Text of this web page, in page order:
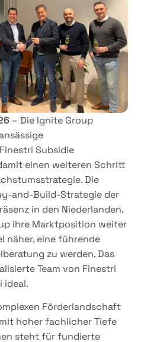
– Die Ignite Group
Subsidie
einen weiteren Schritt
Die
and-Build-Strategie der
in den Niederlanden.
ihre Marktposition weiter
näher, eine führende
zu werden. Das
Team von Finestri
ideal.
Förderlandschaft
hoher fachlicher Tiefe
steht für fundierte